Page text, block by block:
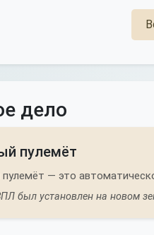
дело
пулемёт
— это
был установлен на новом